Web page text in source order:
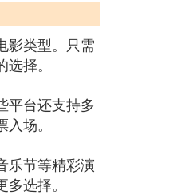
影类型。只需
择。
平台还支持多
场。
乐节等精彩演
选择。